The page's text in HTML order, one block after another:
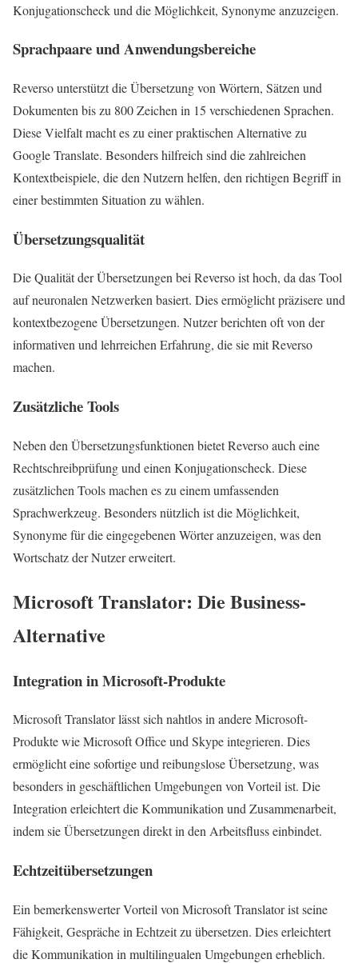
Konjugationscheck und die Möglichkeit, Synonyme anzuzeigen.
Sprachpaare und Anwendungsbereiche
Reverso unterstützt die Übersetzung von Wörtern, Sätzen und
Dokumenten bis zu 800 Zeichen in 15 verschiedenen Sprachen.
Diese Vielfalt macht es zu einer praktischen Alternative zu
Google Translate. Besonders hilfreich sind die zahlreichen
Kontextbeispiele, die den Nutzern helfen, den richtigen Begriff in
einer bestimmten Situation zu wählen.
Übersetzungsqualität
Die Qualität der Übersetzungen bei Reverso ist hoch, da das Tool
auf neuronalen Netzwerken basiert. Dies ermöglicht präzisere und
kontextbezogene Übersetzungen. Nutzer berichten oft von der
informativen und lehrreichen Erfahrung, die sie mit Reverso
machen.
Zusätzliche Tools
Neben den Übersetzungsfunktionen bietet Reverso auch eine
Rechtschreibprüfung und einen Konjugationscheck. Diese
zusätzlichen Tools machen es zu einem umfassenden
Sprachwerkzeug. Besonders nützlich ist die Möglichkeit,
Synonyme für die eingegebenen Wörter anzuzeigen, was den
Wortschatz der Nutzer erweitert.
Microsoft Translator: Die Business-
Alternative
Integration in Microsoft-Produkte
Microsoft Translator lässt sich nahtlos in andere Microsoft-
Produkte wie Microsoft Office und Skype integrieren. Dies
ermöglicht eine sofortige und reibungslose Übersetzung, was
besonders in geschäftlichen Umgebungen von Vorteil ist. Die
Integration erleichtert die Kommunikation und Zusammenarbeit,
indem sie Übersetzungen direkt in den Arbeitsfluss einbindet.
Echtzeitübersetzungen
Ein bemerkenswerter Vorteil von Microsoft Translator ist seine
Fähigkeit, Gespräche in Echtzeit zu übersetzen. Dies erleichtert
die Kommunikation in multilingualen Umgebungen erheblich.